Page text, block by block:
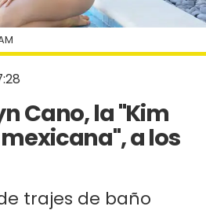
Cano, la "Kim
a los
trajes de baño